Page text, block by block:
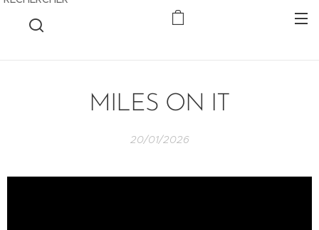
MILES ON IT
20/01/2026